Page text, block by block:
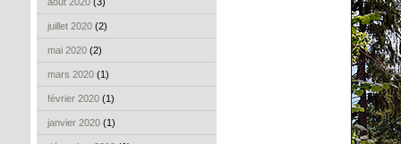
juillet 2020 (2)
mai 2020 (2)
mars 2020 (1)
février 2020 (1)
janvier 2020 (1)